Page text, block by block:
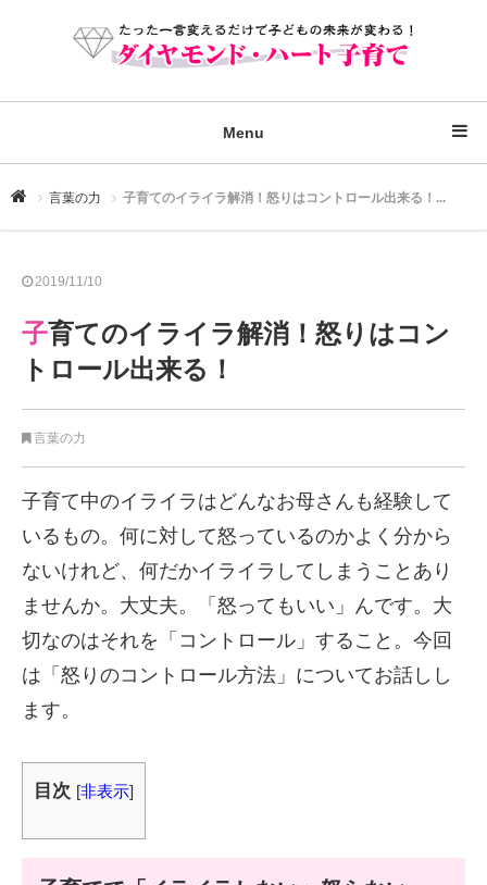
Menu
言葉の力 子育てのイライラ解消！怒りはコントロール出来る！...
2019/11/10
子育てのイライラ解消！怒りはコン
トロール出来る！
言葉の力
子育て中のイライラはどんなお母さんも経験して
いるもの。何に対して怒っているのかよく分から
ないけれど、何だかイライラしてしまうことあり
ませんか。大丈夫。「怒ってもいい」んです。大
切なのはそれを「コントロール」すること。今回
は「怒りのコントロール方法」についてお話しし
ます。
目次 [非表示]